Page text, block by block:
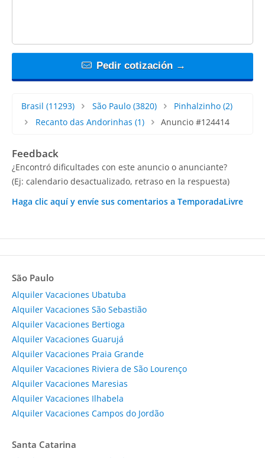
Pedir cotización →
Brasil (11293) São Paulo(3820) Pinhalzinho (2)
Recanto das Andorinhas (1) Anuncio #124414
Feedback
¿Encontró dificultades con este anuncio o anunciante?
(Ej: calendario desactualizado, retraso en la respuesta)
Haga clic aquí y envíe sus comentarios a TemporadaLivre
São Paulo
Alquiler Vacaciones Ubatuba
Alquiler Vacaciones São Sebastião
Alquiler Vacaciones Bertioga
Alquiler Vacaciones Guarujá
Alquiler Vacaciones Praia Grande
Alquiler Vacaciones Riviera de São Lourenço
Alquiler Vacaciones Maresias
Alquiler Vacaciones Ilhabela
Alquiler Vacaciones Campos do Jordão
Santa Catarina